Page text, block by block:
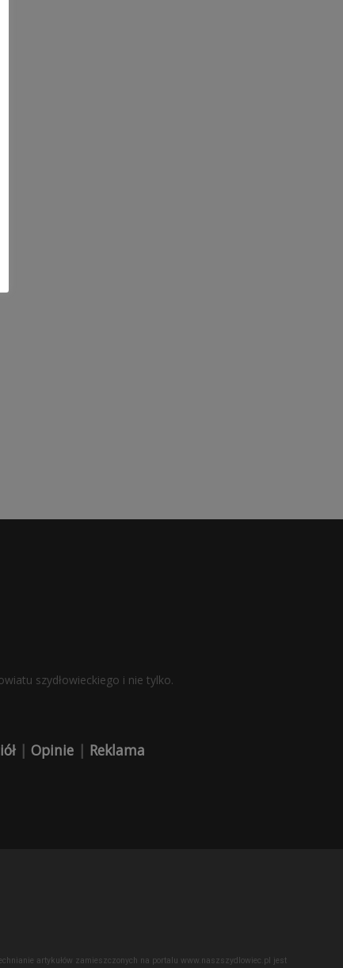
szydłowieckiego i nie tylko.
| Opinie | Reklama
artykułów zamieszczonych na portalu www.naszszydlowiec.pl jest